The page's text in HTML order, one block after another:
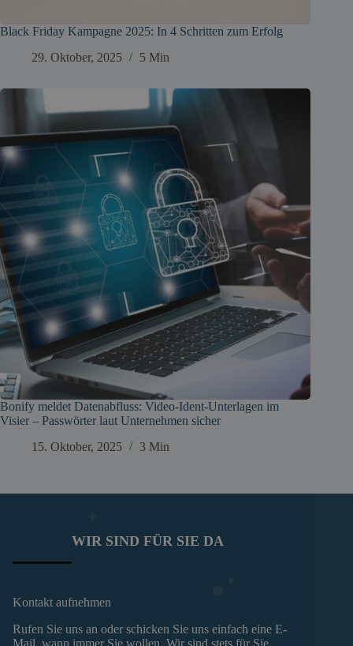
Black Friday Kampagne 2025: In 4 Schritten zum Erfolg
29. Oktober, 2025
5 Min
Bonify meldet Datenabfluss: Video‑Ident-Unterlagen im
Visier – Passwörter laut Unternehmen sicher
15. Oktober, 2025
3 Min
WIR SIND FÜR SIE DA
Kontakt aufnehmen
Rufen Sie uns an oder schicken Sie uns einfach eine E-